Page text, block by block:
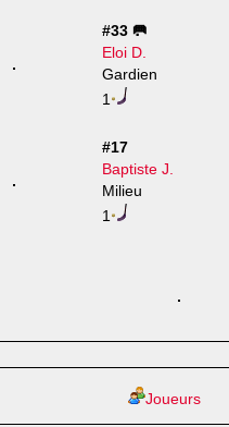
#33 🥅
Eloi D.
Gardien
1
#17
Baptiste J.
Milieu
1
Joueurs